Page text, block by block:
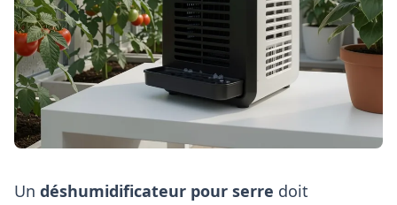
Un déshumidificateur pour serre doit